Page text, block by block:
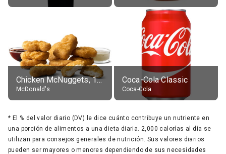
Chicken McNuggets, 10 pieces, without sauce
McDonald's
Coca-Cola Classic
Coca-Cola
* El % del valor diario (DV) le dice cuánto contribuye un nutriente en
una porción de alimentos a una dieta diaria. 2,000 calorías al día se
utilizan para consejos generales de nutrición. Sus valores diarios
pueden ser mayores o menores dependiendo de sus necesidades